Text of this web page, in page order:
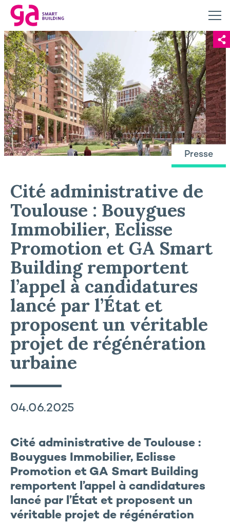
Presse
Cité administrative de
Toulouse : Bouygues
Immobilier, Eclisse
Promotion et GA Smart
Building remportent
l’appel à candidatures
lancé par l’État et
proposent un véritable
projet de régénération
urbaine
04.06.2025
Cité administrative de Toulouse :
Bouygues Immobilier, Eclisse
Promotion et GA Smart Building
remportent l’appel à candidatures
lancé par l’État et proposent un
véritable projet de régénération